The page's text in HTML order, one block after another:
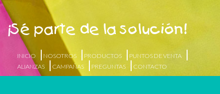
¡Sé parte de la solución!
INICIO NOSOTROS PRODUCTOS
PUNTOS DE VENTA
ALIANZAS
CAMPAÑAS PREGUNTAS CONTACTO